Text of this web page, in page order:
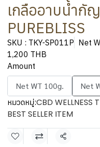
เกลืออาบน้ำกั
PUREBLISS
SKU : TKY-SP011P Net
1,200 THB
Amount
Net WT 100g. Net
หมวดหมู่:CBD WELLNESS
BEST SELLER ITEM
แชร์